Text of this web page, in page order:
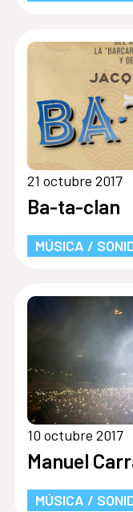
21 octubre 2017
Ba-ta-clan
MÚSICA /
10 octubre 2017
Manuel
MÚSICA /